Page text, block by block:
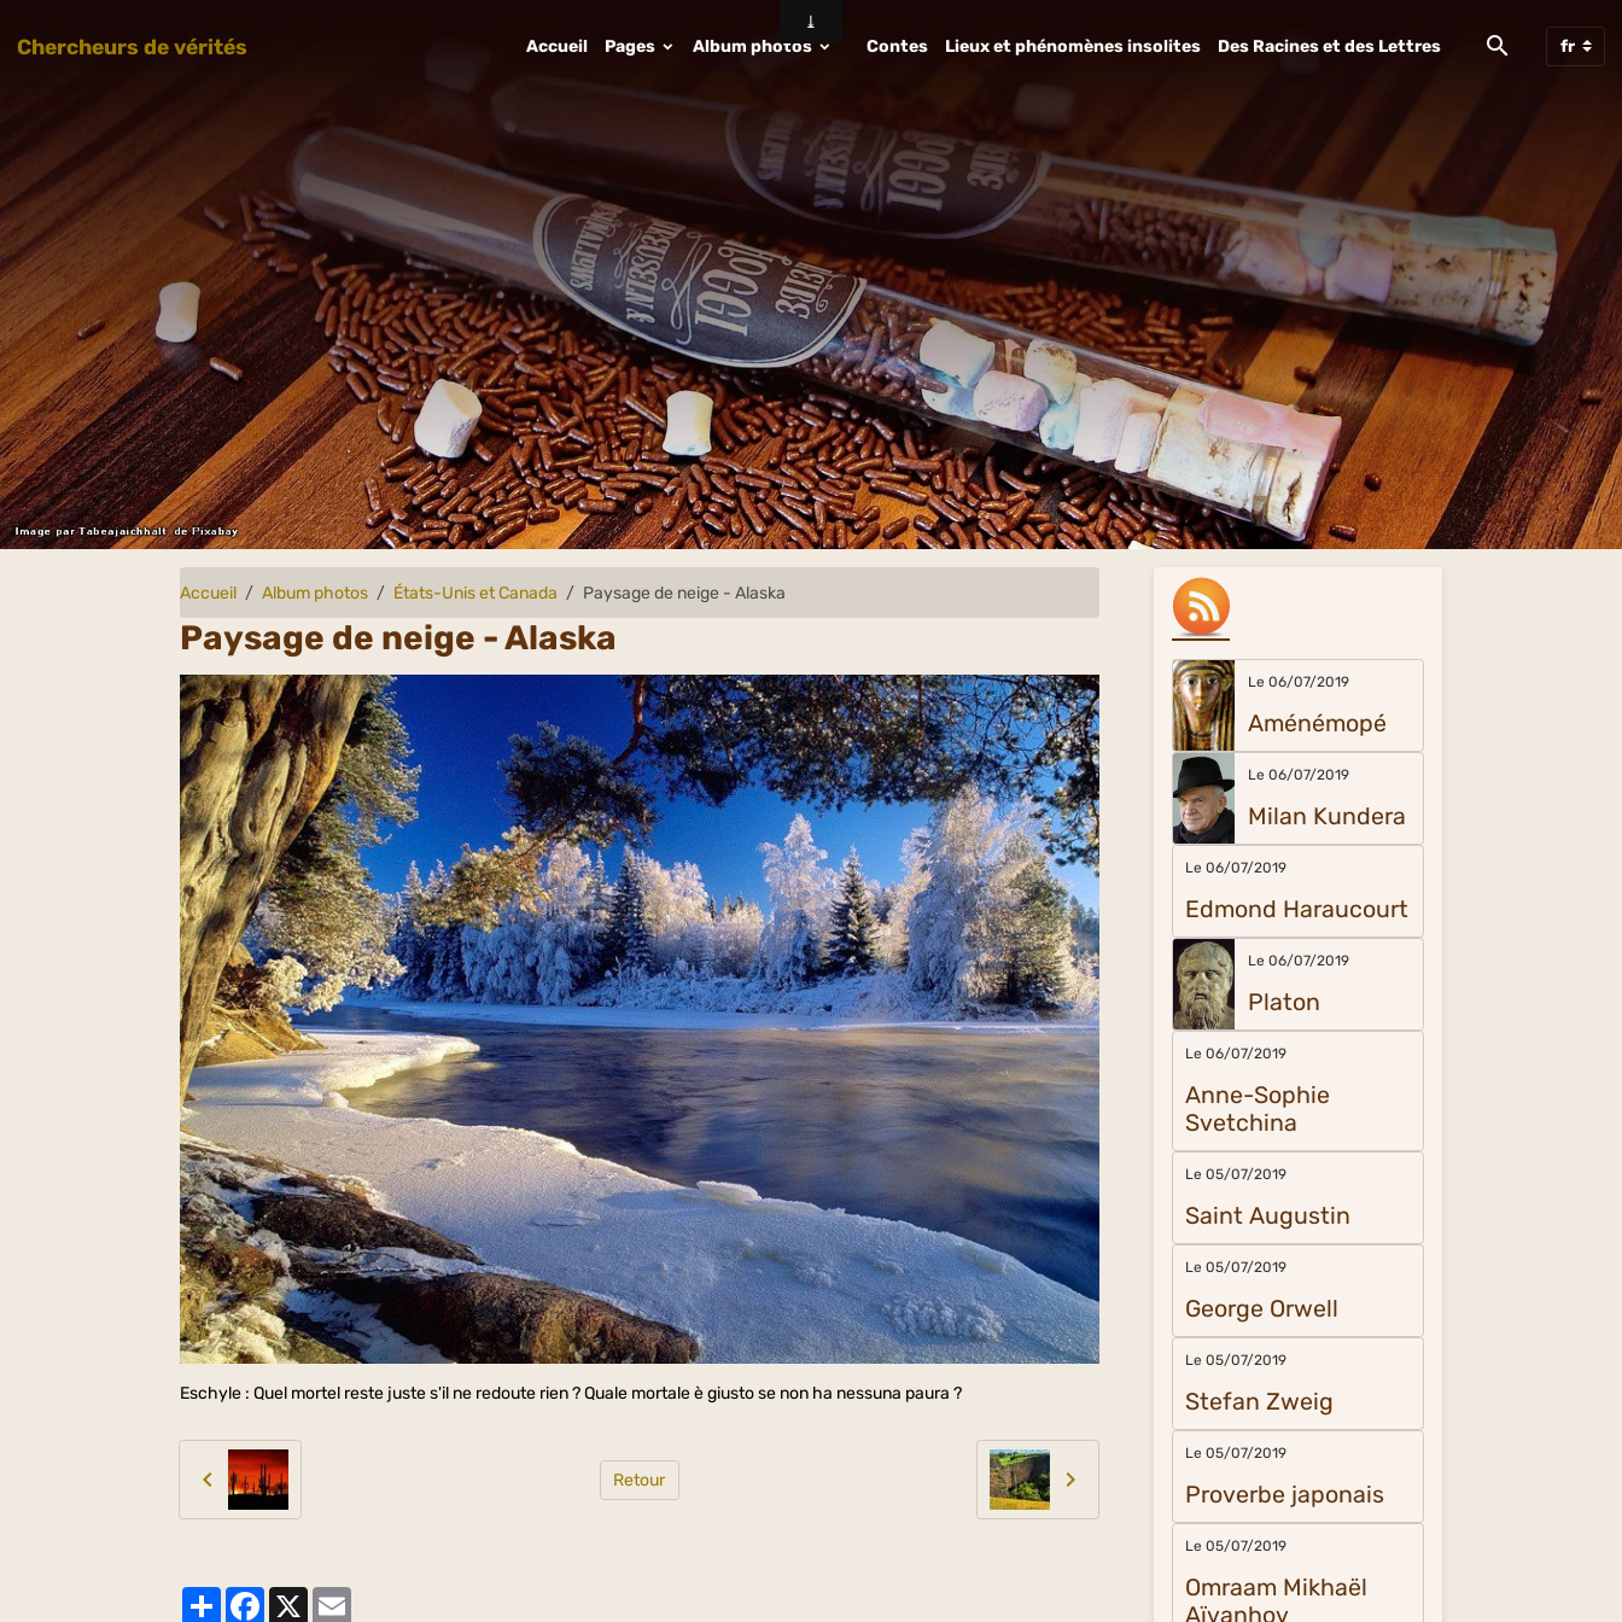
Chercheurs de vérités Accueil Pages Album photos Contes Lieux et phénomènes insolites Des Racines et des Lettres
Accueil Album photos États-Unis et Canada Paysage de neige - Alaska
Paysage de neige - Alaska
Eschyle : Quel mortel reste juste s'il ne redoute rien ? Quale mortale è giusto se non ha nessuna paura ?
Retour
PartagerFacebook
X
Le 06/07/2019
Aménémopé
Le 06/07/2019
Milan Kundera
Le 06/07/2019
Edmond Haraucourt
Le 06/07/2019
Platon
Le 06/07/2019
Anne-Sophie
Svetchina
Le 05/07/2019
Saint Augustin
Le 05/07/2019
George Orwell
Le 05/07/2019
Stefan Zweig
Le 05/07/2019
Proverbe japonais
Le 05/07/2019
Omraam Mikhaël
Aïvanhov